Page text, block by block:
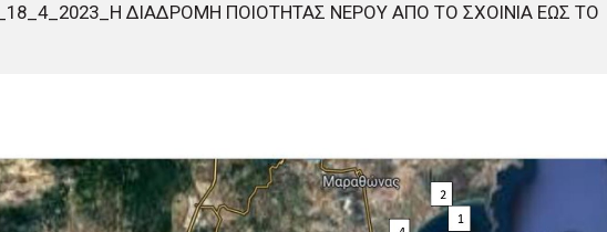
ΔΙΑΔΡΟΜΗ ΠΟΙΟΤΗΤΑΣ ΝΕΡΟΥ ΑΠΟ ΤΟ ΣΧΟΙΝΙΑ ΕΩΣ ΤΟ